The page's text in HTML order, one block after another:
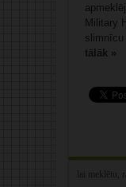
Military
slimnīcu
tālāk »